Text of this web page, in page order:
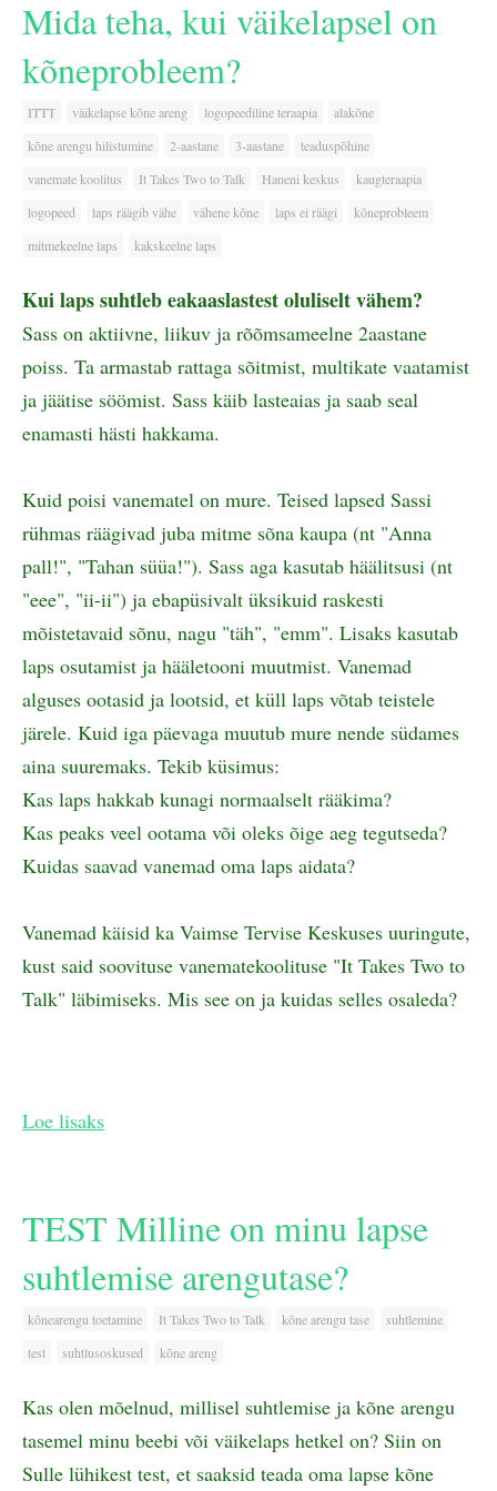
Mida teha, kui väikelapsel on
kõneprobleem?
ITTT väikelapse kõne areng logopeediline teraapia
alakõne
kõne arengu hilistumine
2-aastane 3-aastane
teaduspõhine
vanemate koolitus
It Takes Two to Talk Haneni keskus
kaugteraapia
logopeed
laps räägib vähe vähene kõne laps ei räägi
kõneprobleem
mitmekeelne laps
kakskeelne laps
Kui laps suhtleb eakaaslastest oluliselt vähem?
Sass on aktiivne, liikuv ja rõõmsameelne 2aastane
poiss. Ta armastab rattaga sõitmist, multikate vaatamist
ja jäätise söömist. Sass käib lasteaias ja saab seal
enamasti hästi hakkama.
Kuid poisi vanematel on mure. Teised lapsed Sassi
rühmas räägivad juba mitme sõna kaupa (nt "Anna
pall!", "Tahan süüa!"). Sass aga kasutab häälitsusi (nt
"eee", "ii-ii") ja ebapüsivalt üksikuid raskesti
mõistetavaid sõnu, nagu "täh", "emm". Lisaks kasutab
laps osutamist ja hääletooni muutmist. Vanemad
alguses ootasid ja lootsid, et küll laps võtab teistele
järele. Kuid iga päevaga muutub mure nende südames
aina suuremaks. Tekib küsimus:
Kas laps hakkab kunagi normaalselt rääkima?
Kas peaks veel ootama või oleks õige aeg tegutseda?
Kuidas saavad vanemad oma laps aidata?
Vanemad käisid ka Vaimse Tervise Keskuses uuringute,
kust said soovituse vanematekoolituse "It Takes Two to
Talk" läbimiseks. Mis see on ja kuidas selles osaleda?
Loe lisaks
TEST Milline on minu lapse
suhtlemise arengutase?
kõnearengu toetamine It Takes Two to Talk kõne arengu tase
suhtlemine
test
suhtlusoskused kõne areng
Kas olen mõelnud, millisel suhtlemise ja kõne arengu
tasemel minu beebi või väikelaps hetkel on? Siin on
Sulle lühikest test, et saaksid teada oma lapse kõne